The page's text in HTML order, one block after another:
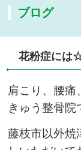
ブログ
花粉症には
肩こり、腰痛
きゅう整骨院
藤枝市以外焼